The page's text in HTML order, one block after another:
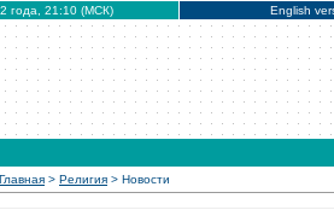
года, 21:10 (МСК) English
Главная > Религия > Новости